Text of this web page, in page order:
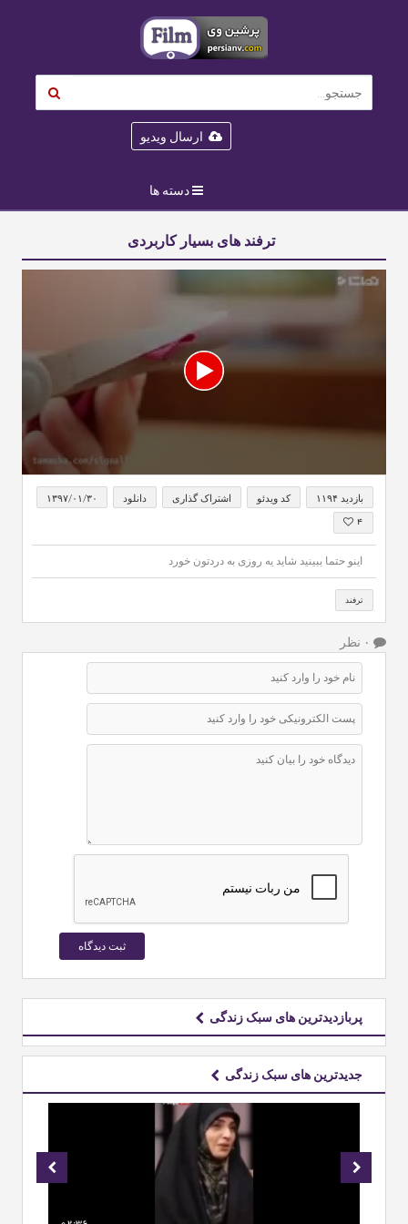
ارسال ویدیو
دسته ها
ترفند های بسیار کاربردی
0
seconds
minutes,
بازدید ۱۱۹۴ کد ویدئو اشتراک گذاری دانلود ۱۳۹۷/۰۱/۳۰
۴
اینو حتما ببینید شاید یه روزی به دردتون خورد
ترفند
۰ نظر
پربازدیدترین های سبک زندگی
جدیدترین های سبک زندگی